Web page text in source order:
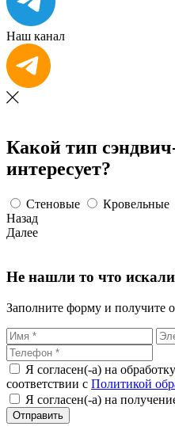
Наш канал
Какой тип
интересует?
Стеновые Кровельные
Назад
Далее
Не нашли то что
Заполните форму и получите
Я согласен(-а) на
соответствии с Политикой
Я согласен(-а) на